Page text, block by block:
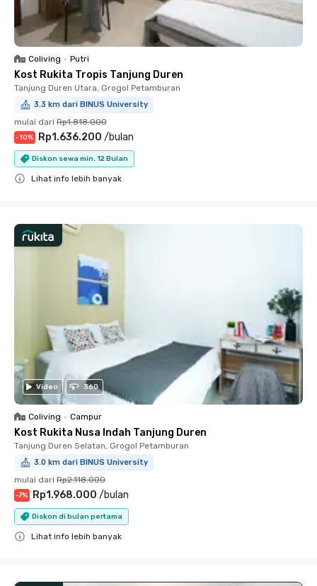
Coliving • Putri
Kost Rukita Tropis Tanjung Duren
Tanjung Duren Utara, Grogol Petamburan
3.3 km dari BINUS University
mulai dari Rp1.818.000
-10% Rp1.636.200 /bulan
Diskon sewa min. 12 Bulan
Lihat info lebih banyak
Video 360
Coliving • Campur
Kost Rukita Nusa Indah Tanjung Duren
Tanjung Duren Selatan, Grogol Petamburan
3.0 km dari BINUS University
mulai dari Rp2.118.000
-7% Rp1.968.000 /bulan
Diskon di bulan pertama
Lihat info lebih banyak